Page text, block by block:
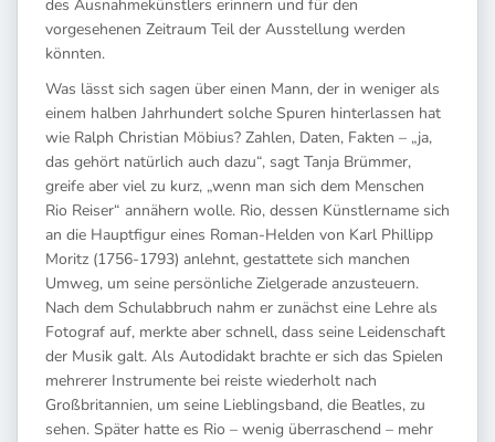
des Ausnahmekünstlers erinnern und für den
vorgesehenen Zeitraum Teil der Ausstellung werden
könnten.
Was lässt sich sagen über einen Mann, der in weniger als
einem halben Jahrhundert solche Spuren hinterlassen hat
wie Ralph Christian Möbius? Zahlen, Daten, Fakten – „ja,
das gehört natürlich auch dazu“, sagt Tanja Brümmer,
greife aber viel zu kurz, „wenn man sich dem Menschen
Rio Reiser“ annähern wolle. Rio, dessen Künstlername sich
an die Hauptfigur eines Roman-Helden von Karl Phillipp
Moritz (1756-1793) anlehnt, gestattete sich manchen
Umweg, um seine persönliche Zielgerade anzusteuern.
Nach dem Schulabbruch nahm er zunächst eine Lehre als
Fotograf auf, merkte aber schnell, dass seine Leidenschaft
der Musik galt. Als Autodidakt brachte er sich das Spielen
mehrerer Instrumente bei reiste wiederholt nach
Großbritannien, um seine Lieblingsband, die Beatles, zu
sehen. Später hatte es Rio – wenig überraschend – mehr